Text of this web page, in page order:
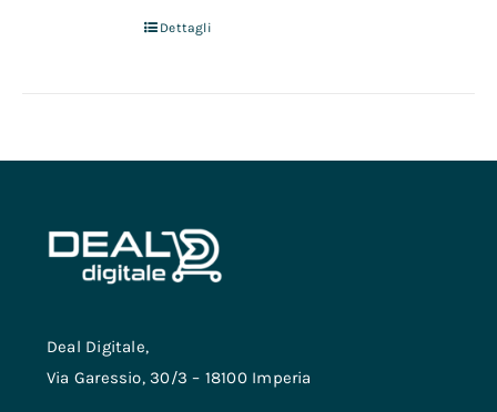
Dettagli
Deal Digitale,
Via Garessio, 30/3 – 18100 Imperia